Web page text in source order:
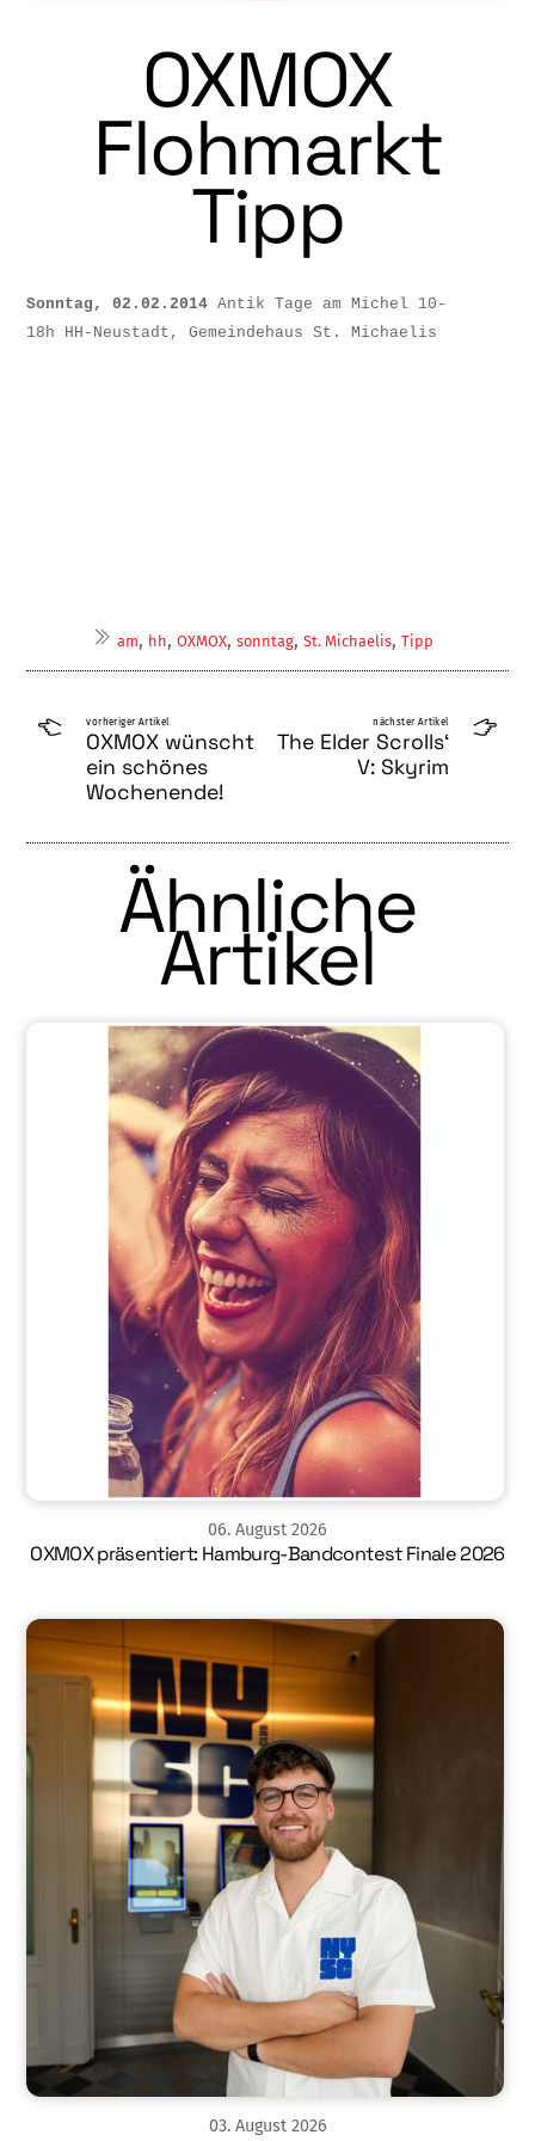
OXMOX
Flohmarkt
Tipp
Sonntag, 02.02.2014Antik Tage am Michel 10-
18h
HH-Neustadt, Gemeindehaus St. Michaelis
am, hh,OXMOX,sonntag,St. Michaelis,Tipp
vorheriger Artikel
OXMOX wünscht
ein schönes
Wochenende!
nächster Artikel
The Elder Scrolls‘
V: Skyrim
Ähnliche
Artikel
06. August 2026
OXMOX präsentiert: Hamburg-Bandcontest Finale 2026
03. August 2026